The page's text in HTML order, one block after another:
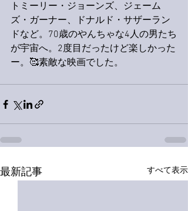
トミーリー・ジョーンズ、ジェーム
ズ・ガーナー、ドナルド・サザーラン
ドなど。70歳のやんちゃな4人の男たち
が宇宙へ。2度目だったけど楽しかった
ー。🥰素敵な映画でした。
最新記事 すべて表示